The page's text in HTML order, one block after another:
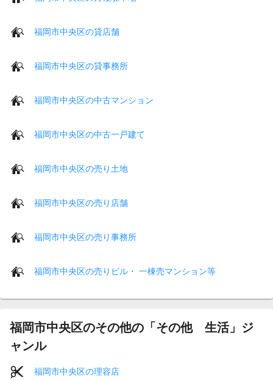
福岡市中央区の貸店舗
福岡市中央区の貸事務所
福岡市中央区の中古マンション
福岡市中央区の中古一戸建て
福岡市中央区の売り土地
福岡市中央区の売り店舗
福岡市中央区の売り事務所
福岡市中央区の売りビル・ 一棟売マンション等
福岡市中央区のその他の「その他 生活」ジ
ャンル
福岡市中央区の理容店